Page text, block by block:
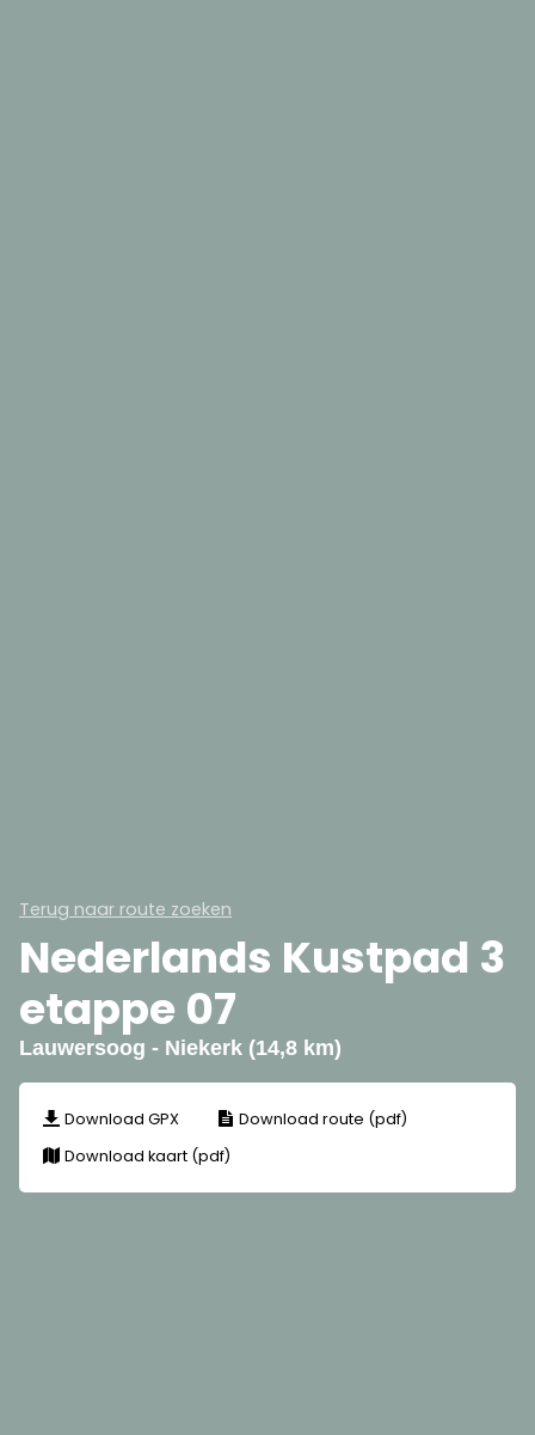
Terug naar route zoeken
Nederlands Kustpad 3
etappe 07
Lauwersoog - Niekerk (14,8 km)
Download GPX
Download route (pdf)
Download kaart (pdf)